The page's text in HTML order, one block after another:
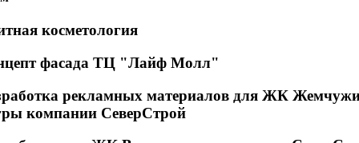
косметология
фасада ТЦ "Лайф Молл"
рекламных материалов для ЖК
компании СеверСтрой